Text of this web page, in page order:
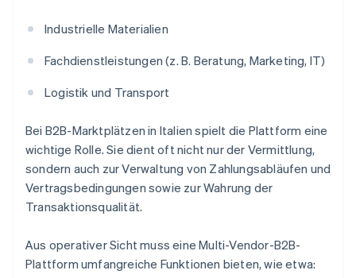
Industrielle Materialien
Fachdienstleistungen (z. B. Beratung, Marketing, IT)
Logistik und Transport
Bei B2B-Marktplätzen in Italien spielt die Plattform eine
wichtige Rolle. Sie dient oft nicht nur der Vermittlung,
sondern auch zur Verwaltung von Zahlungsabläufen und
Vertragsbedingungen sowie zur Wahrung der
Transaktionsqualität.
Aus operativer Sicht muss eine Multi-Vendor-B2B-
Plattform umfangreiche Funktionen bieten, wie etwa: